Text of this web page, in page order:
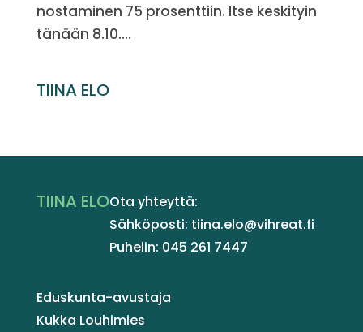
nostaminen 75 prosenttiin. Itse keskityin
tänään 8.10....
TIINA ELO
TIINA ELOOta yhteyttä:
Sähköposti: tiina.elo@vihreat.fi
Puhelin: 045 261 7447
Eduskunta-avustaja
Kukka Louhimies